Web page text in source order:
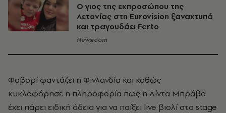
Ο γιος της εκπροσώπου της
Λετονίας στη Eurovision ξαναχτυπά
και τραγουδάει Ferto
Newsroom
Φαβορί φαντάζει η Φινλανδία και καθώς
κυκλοφόρησε η πληροφορία πως η Λίντα Μπράβα
έχει πάρει ειδική άδεια για να παίξει live βιολί στο stage